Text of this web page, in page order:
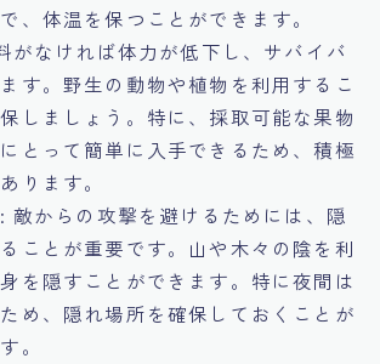
、体温を保つことができます。
がなければ体力が低下し、サバイバ
す。野生の動物や植物を利用するこ
しましょう。特に、採取可能な果物
とって簡単に入手できるため、積極
ります。
: 敵からの攻撃を避けるためには、隠
ことが重要です。山や木々の陰を利
を隠すことができます。特に夜間は
め、隠れ場所を確保しておくことが
。